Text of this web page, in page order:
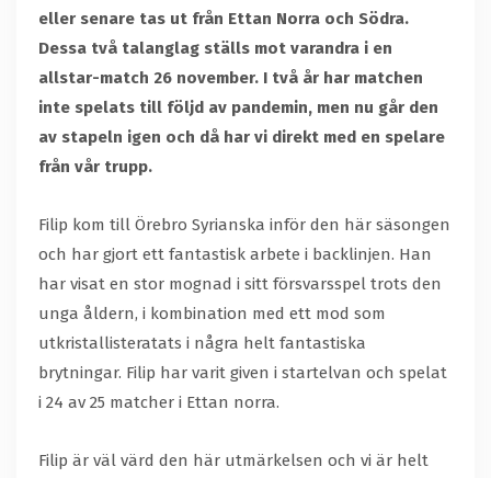
eller senare tas ut från Ettan Norra och Södra.
Dessa två talanglag ställs mot varandra i en
allstar-match 26 november. I två år har matchen
inte spelats till följd av pandemin, men nu går den
av stapeln igen och då har vi direkt med en spelare
från vår trupp.
Filip kom till Örebro Syrianska inför den här säsongen
och har gjort ett fantastisk arbete i backlinjen. Han
har visat en stor mognad i sitt försvarsspel trots den
unga åldern, i kombination med ett mod som
utkristallisteratats i några helt fantastiska
brytningar. Filip har varit given i startelvan och spelat
i 24 av 25 matcher i Ettan norra.
Filip är väl värd den här utmärkelsen och vi är helt